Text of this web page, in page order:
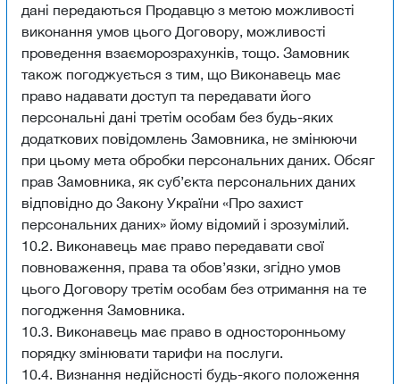
дані передаються Продавцю з метою можливості
виконання умов цього Договору, можливості
проведення взаєморозрахунків, тощо. Замовник
також погоджується з тим, що Виконавець має
право надавати доступ та передавати його
персональні дані третім особам без будь-яких
додаткових повідомлень Замовника, не змінюючи
при цьому мета обробки персональних даних. Обсяг
прав Замовника, як суб’єкта персональних даних
відповідно до Закону України «Про захист
персональних даних» йому відомий і зрозумілий.
10.2. Виконавець має право передавати свої
повноваження, права та обов’язки, згідно умов
цього Договору третім особам без отримання на те
погодження Замовника.
10.3. Виконавець має право в односторонньому
порядку змінювати тарифи на послуги.
10.4. Визнання недійсності будь-якого положення